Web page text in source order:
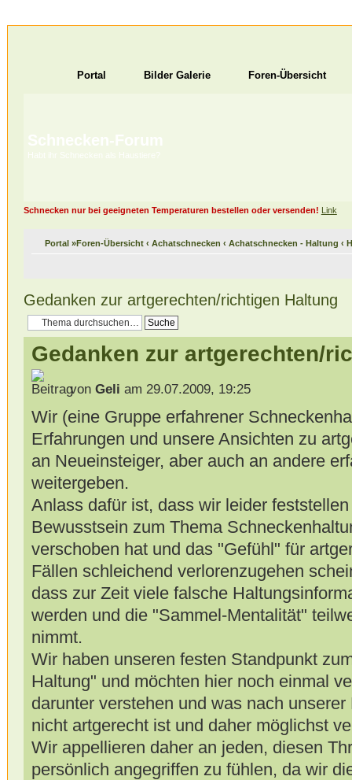
Portal Bilder Galerie Foren-Übersicht
Schnecken-Forum
Habt ihr Schnecken als Haustiere?
Schnecken nur bei geeigneten Temperaturen bestellen oder versenden! Link
Portal»Foren-Übersicht ‹ Achatschnecken ‹ Achatschnecken - Haltung ‹
Gedanken zur artgerechten/richtigen Haltung
Gedanken zur artgerechten/
von Geli am 29.07.2009, 19:25
Wir (eine Gruppe erfahrener
Erfahrungen und unsere Ansichten zu
an Neueinsteiger, aber auch an andere
weitergeben.
Anlass dafür ist, dass wir leider
Bewusstsein zum Thema
verschoben hat und das "Gefühl" für
Fällen schleichend verlorenzugehen
dass zur Zeit viele falsche
werden und die "Sammel-Mentalität"
nimmt.
Wir haben unseren festen Standpunkt
Haltung" und möchten hier noch einmal
darunter verstehen und was nach
nicht artgerecht ist und daher möglichst
Wir appellieren daher an jeden, diesen
persönlich angegriffen zu fühlen, da wir